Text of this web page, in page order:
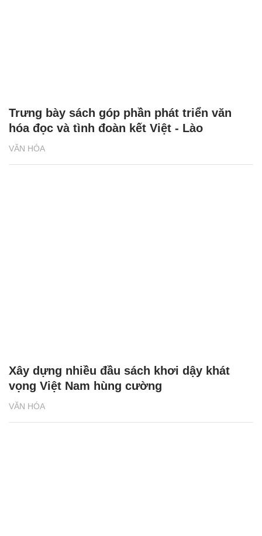
VĂN HÓA
Trưng bày sách góp phần phát triển văn
hóa đọc và tình đoàn kết Việt - Lào
VĂN HÓA
Xây dựng nhiều đầu sách khơi dậy khát
vọng Việt Nam hùng cường